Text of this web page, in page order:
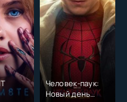
Человек-паук:
Новый день